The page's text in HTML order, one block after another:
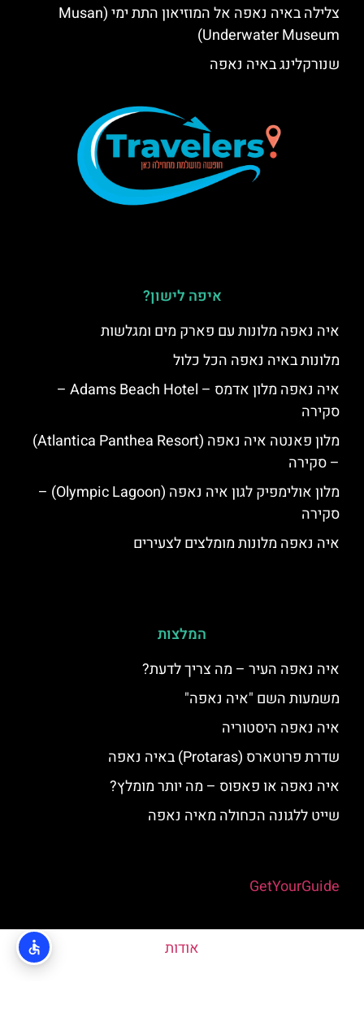
צלילה באיה נאפה אל המוזיאון התת ימי (Musan
Underwater Museum)
שנורקלינג באיה נאפה
איפה לישון?
איה נאפה מלונות עם פארק מים ומגלשות
מלונות באיה נאפה הכל כלול
איה נאפה מלון אדמס – Adams Beach Hotel –
סקירה
מלון פאנטה איה נאפה (Atlantica Panthea Resort)
– סקירה
מלון אולימפיק לגון איה נאפה (Olympic Lagoon) –
סקירה
איה נאפה מלונות מומלצים לצעירים
המלצות
איה נאפה העיר – מה צריך לדעת?
משמעות השם "איה נאפה"
איה נאפה היסטוריה
שדרת פרוטארס (Protaras) באיה נאפה
איה נאפה או פאפוס – מה יותר מומלץ?
שייט ללגונה הכחולה מאיה נאפה
GetYourGuide
אודות